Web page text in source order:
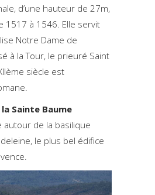
d’une hauteur de 27m,
1517 à 1546. Elle servit
Notre Dame de
à la Tour, le prieuré Saint
siècle est
Sainte Baume
autour de la basilique
le plus bel édifice